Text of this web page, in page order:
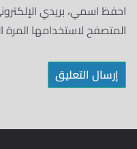
احفظ اسمي، بريدي
المتصفح لاستخدامها